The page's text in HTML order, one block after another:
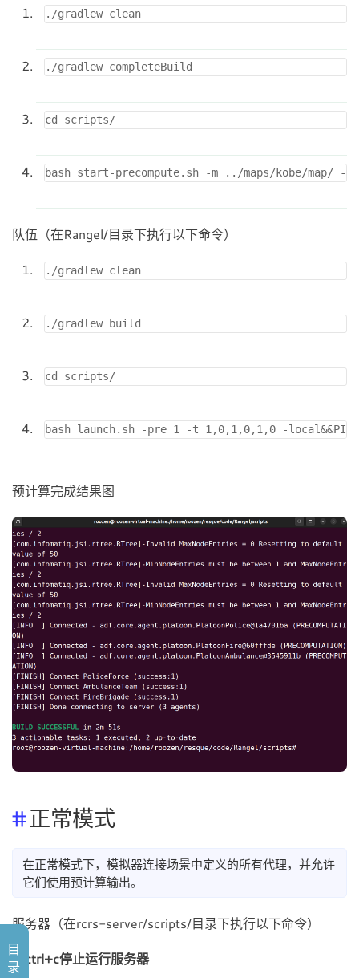
队伍（在Rangel/目录下执行以下命令）
预计算完成结果图
正常模式
在正常模式下，模拟器连接场景中定义的所有代理，并允许
它们使用预计算输出。
服务器（在rcrs-server/scripts/目录下执行以下命令）
先ctrl+c停止运行服务器
目
录